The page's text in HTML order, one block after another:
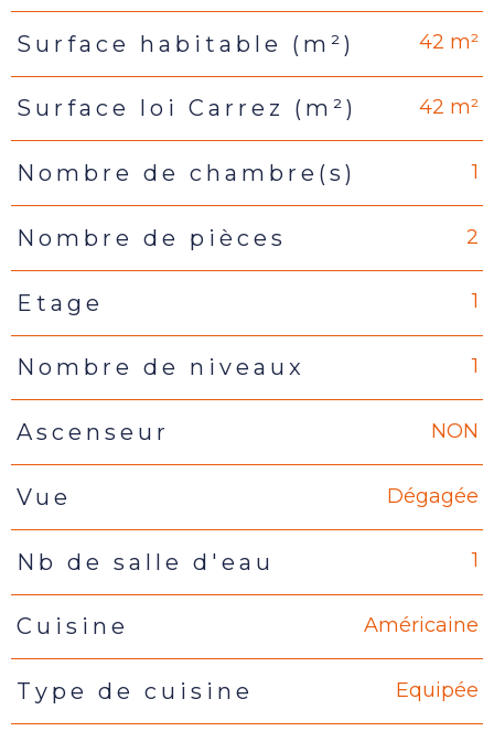
Surface habitable (m²) 42 m²
Surface loi Carrez (m²) 42 m²
Nombre de chambre(s) 1
Nombre de pièces 2
Etage 1
Nombre de niveaux 1
Ascenseur NON
Vue Dégagée
Nb de salle d'eau 1
Cuisine Américaine
Type de cuisine Equipée